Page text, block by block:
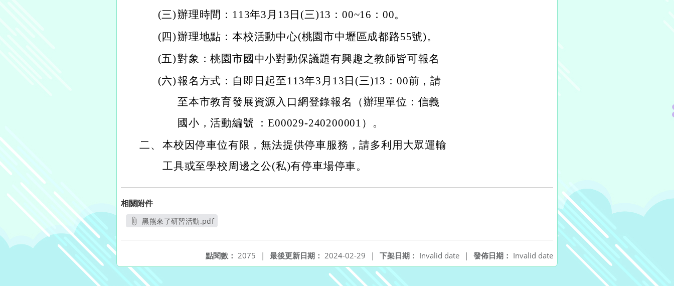
(三)辦理時間：113年3月13日(三)13：00~16：00。
(四)辦理地點：本校活動中心(桃園市中壢區成都路55號)。
(五)對象：桃園市國中小對動保議題有興趣之教師皆可報名
(六)報名方式：自即日起至113年3月13日(三)13：00前，請
至本市教育發展資源入口網登錄報名（辦理單位：信義
國小，活動編號 ：E00029-240200001）。
二、 本校因停車位有限，無法提供停車服務，請多利用大眾運輸
工具或至學校周邊之公(私)有停車場停車。
相關附件
黑熊來了研習活動.pdf
發佈日期： Invalid date
下架日期： Invalid date |
最後更新日期： 2024-02-29 |
點閱數： 2075 |